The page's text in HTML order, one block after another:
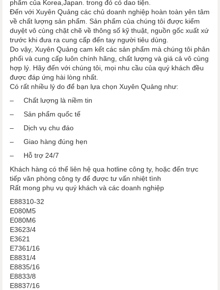
phẩm của Korea,Japan. trong đó có dao tiện.
Đến với Xuyên Quảng các chủ doanh nghiệp hoàn toàn yên tâm
về chất lượng sản phẩm. Sản phẩm của chúng tôi được kiểm
duyệt vô cùng chặt chẽ về thông số kỹ thuật, nguồn gốc xuất xứ
trước khi đưa ra cung cấp đến tay người tiêu dùng.
Do vậy, Xuyên Quảng cam kết các sản phẩm mà chúng tôi phân
phối và cung cấp luôn chính hãng, chất lượng và giá cả vô cùng
hợp lý. Hãy đến với chúng tôi, mọi nhu cầu của quý khách đều
được đáp ứng hài lòng nhất.
Có rất nhiều lý do để bạn lựa chọn Xuyên Quảng như:
– Chất lượng là niềm tin
– Sản phẩm quốc tế
– Dịch vụ chu đáo
– Giao hàng đúng hẹn
– Hỗ trợ 24/7
Khách hàng có thể liên hệ qua hotline công ty, hoặc đến trực
tiếp văn phòng công ty để được tư vấn nhiệt tình
Rất mong phụ vụ quý khách và các doanh nghiệp
E88310-32
E080M5
E080M6
E3623/4
E3621
E7361/16
E8831/4
E8835/16
E8833/8
E8837/16